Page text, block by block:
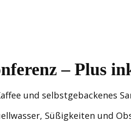
– Plus
und selbstgebackenes
Süßigkeiten und